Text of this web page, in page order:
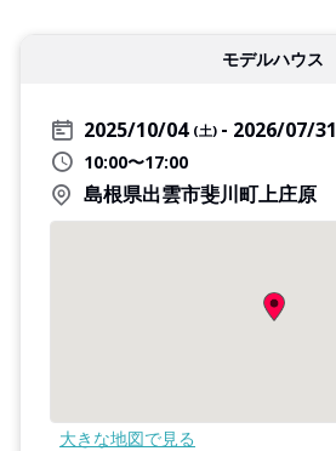
モデルハウス
2025/10/04 (土) 2026/07/31
10:00〜17:00
島根県出雲市斐川町上庄原
大きな地図で見る